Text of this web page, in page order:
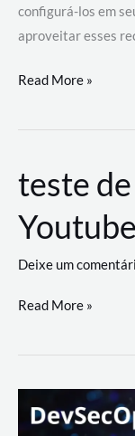
configurá-los em
aproveitar esses
GitHub
revoluciona
de
trabalho
com
a
workflows
Read More »
teste
Deixe um
teste
palyer
Lance
Read More »